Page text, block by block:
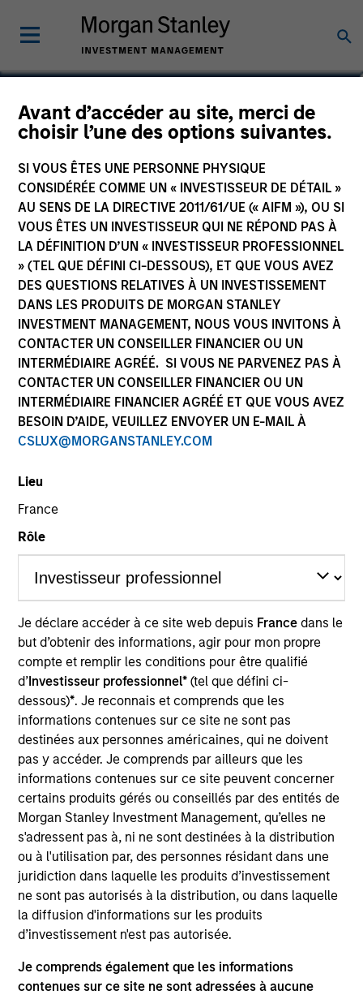
Avant d’accéder au site, merci de
choisir l’une des options suivantes.
SI VOUS ÊTES UNE PERSONNE PHYSIQUE
CONSIDÉRÉE COMME UN « INVESTISSEUR DE DÉTAIL »
AU SENS DE LA DIRECTIVE 2011/61/UE (« AIFM »), OU SI
VOUS ÊTES UN INVESTISSEUR QUI NE RÉPOND PAS À
LA DÉFINITION D’UN « INVESTISSEUR PROFESSIONNEL
» (TEL QUE DÉFINI CI-DESSOUS), ET QUE VOUS AVEZ
DES QUESTIONS RELATIVES À UN INVESTISSEMENT
DANS LES PRODUITS DE MORGAN STANLEY
INVESTMENT MANAGEMENT, NOUS VOUS INVITONS À
CONTACTER UN CONSEILLER FINANCIER OU UN
INTERMÉDIAIRE AGRÉÉ. SI VOUS NE PARVENEZ PAS À
CONTACTER UN CONSEILLER FINANCIER OU UN
INTERMÉDIAIRE FINANCIER AGRÉÉ ET QUE VOUS AVEZ
BESOIN D’AIDE, VEUILLEZ ENVOYER UN E-MAIL À
CSLUX@MORGANSTANLEY.COM
Lieu
France
Rôle
Je déclare accéder à ce site web depuis France dans le
but d’obtenir des informations, agir pour mon propre
compte et remplir les conditions pour être qualifié
d’Investisseur professionnel*(tel que défini ci-
dessous)*. Je reconnais et comprends que les
informations contenues sur ce site ne sont pas
destinées aux personnes américaines, qui ne doivent
pas y accéder. Je comprends par ailleurs que les
informations contenues sur ce site peuvent concerner
certains produits gérés ou conseillés par des entités de
Morgan Stanley Investment Management, qu’elles ne
s'adressent pas à, ni ne sont destinées à la distribution
ou à l'utilisation par, des personnes résidant dans une
juridiction dans laquelle les produits d’investissement
ne sont pas autorisés à la distribution, ou dans laquelle
la diffusion d'informations sur les produits
d’investissement n'est pas autorisée.
Je comprends également que les informations
contenues sur ce site ne sont adressées à aucune
Alec Schaefer, CFA
Executive Director
Years
Broad Markets Fixed Income Team
Alec is an Executive Director of Morgan Stanley
Investment Management and a portfolio analyst on
the Broad Markets Fixed Income team. He is
responsible for portfolio analysis, construction, and
implementation for the firm’s Broad Markets
strategies, including Calvert Research and
Management Multi-Sector strategies. He joined
Eaton Vance in 2017. Morgan Stanley acquired Eaton
Vance in March 2021. Alec began his career in the
investment management industry in 2017. Before
joining the Broad Markets Fixed Income team, he
worked as an analyst focused on investment
CFA Society Boston. He is a CFA charterholder.